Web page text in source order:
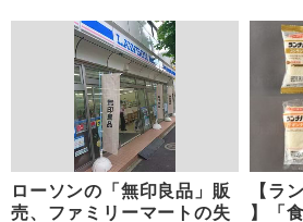
ローソンの「無印良品」販
売、ファミリーマートの失
【ラ
】「